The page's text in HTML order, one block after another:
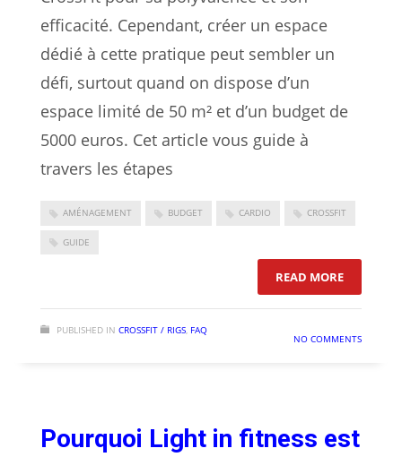
efficacité. Cependant, créer un espace
dédié à cette pratique peut sembler un
défi, surtout quand on dispose d’un
espace limité de 50 m² et d’un budget de
5000 euros. Cet article vous guide à
travers les étapes
AMÉNAGEMENT BUDGET CARDIO CROSSFIT
GUIDE
READ MORE:
PUBLISHED IN CROSSFIT / RIGS, FAQ
NO COMMENTS
Pourquoi Light in fitness est